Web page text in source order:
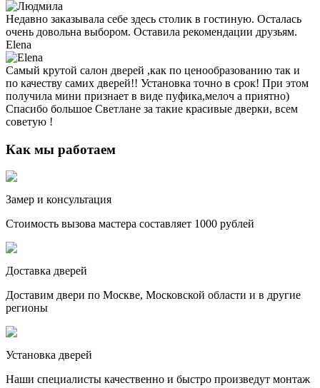
Недавно заказывала себе здесь столик в гостиную. Осталась
очень довольна выбором. Оставила рекомендации друзьям.
Elena
Самый крутой салон дверей ,как по ценообразованию так и
по качеству самих дверей!! Установка точно в срок! При этом
получила мини признает в виде пуфика,мелоч а приятно)
Спасибо большое Светлане за такие красивые дверки, всем
советую !
Как мы работаем
Замер и консультация
Стоимость вызова мастера составляет 1000 рублей
Доставка дверей
Доставим двери по Москве, Московской области и в другие
регионы
Установка дверей
Наши специалисты качественно и быстро произведут монтаж